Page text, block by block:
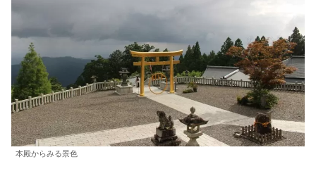
本殿からみる景色